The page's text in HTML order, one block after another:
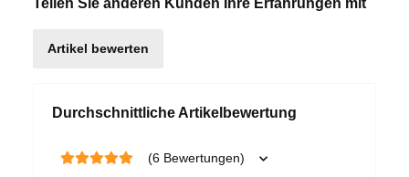
Durchschnittliche Artikelbewertung
(6 Bewertungen)
Teilen Sie anderen Kunden Ihre Erfahrungen mit
Artikel bewerten